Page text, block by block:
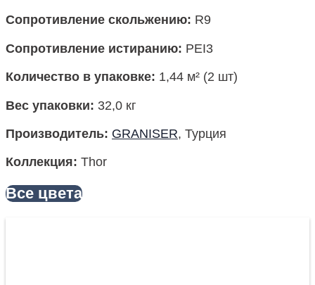
Сопротивление скольжению: R9
Сопротивление истиранию: PEI3
Количество в упаковке: 1,44 м² (2 шт)
Вес упаковки: 32,0 кг
Производитель: GRANISER, Турция
Коллекция: Thor
Все цвета